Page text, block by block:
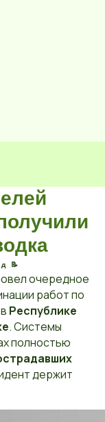
📝
очередное
работ по
Республике
. Системы
полностью
держит